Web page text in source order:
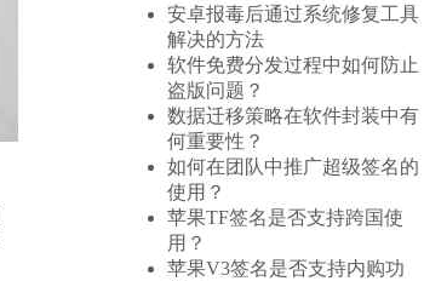
安卓报毒后通过系统修复工具
解决的方法
软件免费分发过程中如何防止
盗版问题？
数据迁移策略在软件封装中有
何重要性？
如何在团队中推广超级签名的
使用？
苹果TF签名是否支持跨国使
用？
苹果V3签名是否支持内购功